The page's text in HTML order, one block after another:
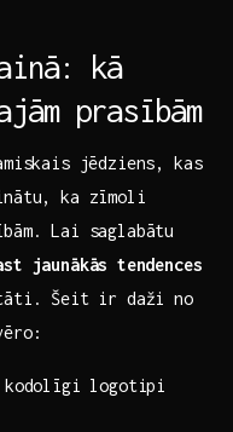
kā
prasībām
​jēdziens, kas
ka zīmoli
Lai saglabātu
jaunākās ⁢tendences
Šeit ir daži no
kodolīgi logotipi